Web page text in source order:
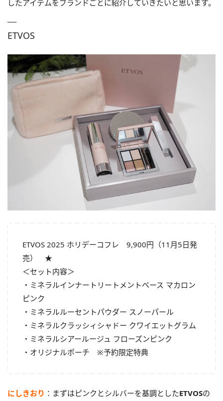
したアイテムをブランドごとに紹介していきたいと思います。
ETVOS
ETVOS 2025 ホリデーコフレ 9,900円（11月5日発
売） ★
＜セット内容＞
・ミネラルインナートリートメントベース マカロン
ピンク
・ミネラルルーセントパウダー スノーパール
・ミネラルクラッシィシャドー クワイエットグラム
・ミネラルシアールージュ フローズンピンク
・オリジナルポーチ ※予約限定特典
にしきおり ：まずはピンクとシルバーを基調としたETVOSの